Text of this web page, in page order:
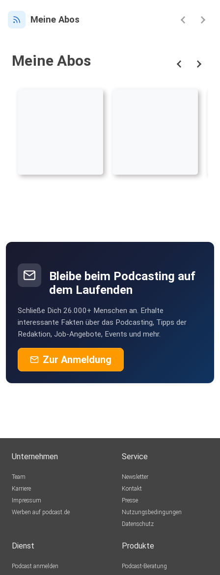
Meine Abos
Meine Abos
Bleibe beim Podcasting auf
dem Laufenden
Schließe Dich 26.000+ Menschen an. Erhalte
interessante Fakten über das Podcasting, Tipps der
Redaktion, Job-Angebote, Events und mehr.
Zur Anmeldung
Unternehmen
Team
Karriere
Impressum
Werben auf podcast.de
Service
Newsletter
Kontakt
Presse
Nutzungsbedingungen
Datenschutz
Dienst
Podcast anmelden
Produkte
Podcast-Beratung